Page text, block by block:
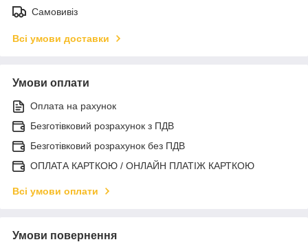
Самовивіз
Всі умови доставки
Умови оплати
Оплата на рахунок
Безготівковий розрахунок з ПДВ
Безготівковий розрахунок без ПДВ
ОПЛАТА КАРТКОЮ / ОНЛАЙН ПЛАТІЖ КАРТКОЮ
Всі умови оплати
Умови повернення